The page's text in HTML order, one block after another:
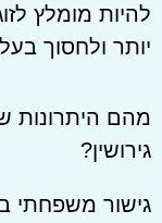
להיות מומלץ
יותר ולחסוך
מהם היתרונות
גירושין?
גישור משפחתי